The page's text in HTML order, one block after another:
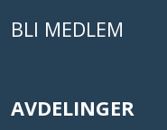
BLI MEDLEM
AVDELINGER